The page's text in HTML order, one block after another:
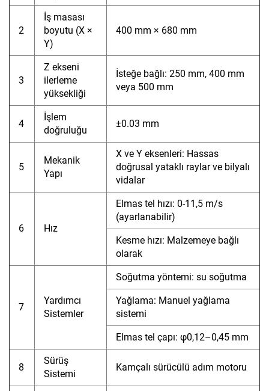
2
İş masası
boyutu (X ×
Y)
400 mm × 680 mm
3
Z ekseni
ilerleme
yüksekliği
İsteğe bağlı: 250 mm, 400 mm
veya 500 mm
4
İşlem
doğruluğu
±0.03 mm
5
Mekanik
Yapı
X ve Y eksenleri: Hassas
doğrusal yataklı raylar ve bilyalı
vidalar
6 Hız
Elmas tel hızı: 0-11,5 m/s
(ayarlanabilir)
Kesme hızı: Malzemeye bağlı
olarak
7
Yardımcı
Sistemler
Soğutma yöntemi: su soğutma
Yağlama: Manuel yağlama
sistemi
Elmas tel çapı: φ0,12–0,45 mm
8
Sürüş
Sistemi
Kamçalı sürücülü adım motoru